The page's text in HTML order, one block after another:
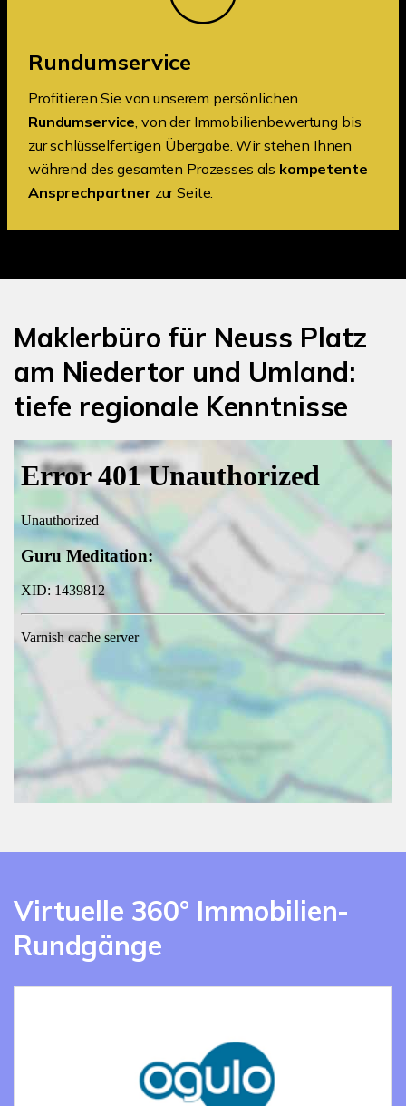
Rundumservice
Profitieren Sie von unserem persönlichen
Rundumservice, von der Immobilienbewertung bis
zur schlüsselfertigen Übergabe. Wir stehen Ihnen
während des gesamten Prozesses als kompetente
Ansprechpartner zur Seite.
Maklerbüro für Neuss Platz
am Niedertor und Umland:
tiefe regionale Kenntnisse
Virtuelle 360° Immobilien-
Rundgänge